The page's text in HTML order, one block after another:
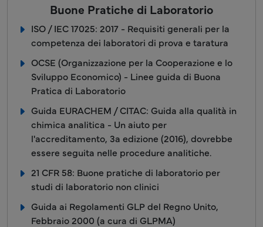
Buone Pratiche di Laboratorio
ISO / IEC 17025: 2017 - Requisiti generali per la
competenza dei laboratori di prova e taratura
OCSE (Organizzazione per la Cooperazione e lo
Sviluppo Economico) - Linee guida di Buona
Pratica di Laboratorio
Guida EURACHEM / CITAC: Guida alla qualità in
chimica analitica - Un aiuto per
l'accreditamento, 3a edizione (2016), dovrebbe
essere seguita nelle procedure analitiche.
21 CFR 58: Buone pratiche di laboratorio per
studi di laboratorio non clinici
Guida ai Regolamenti GLP del Regno Unito,
Febbraio 2000 (a cura di GLPMA)